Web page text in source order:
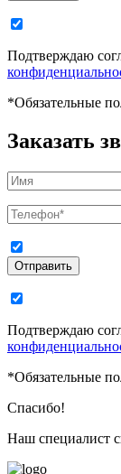
Подтверждаю
*Обязательные
Заказать
Отправить
Подтверждаю
*Обязательные
Спасибо!
Наш специалист